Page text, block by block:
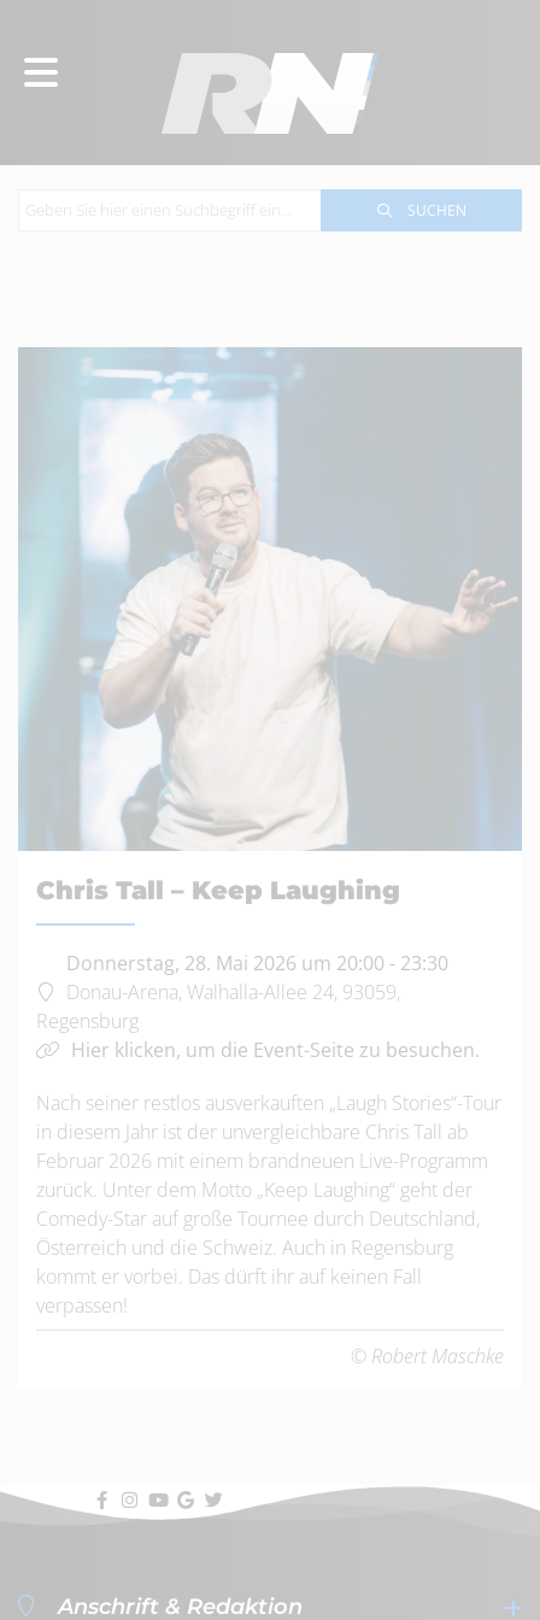
SUCHEN
Chris Tall – Keep Laughing
Donnerstag, 28. Mai 2026 um 20:00 - 23:30
Donau-Arena, Walhalla-Allee 24, 93059,
Regensburg
Hier klicken, um die Event-Seite zu besuchen.
Nach seiner restlos ausverkauften „Laugh Stories“-Tour
in diesem Jahr ist der unvergleichbare Chris Tall ab
Februar 2026 mit einem brandneuen Live-Programm
zurück. Unter dem Motto „Keep Laughing“ geht der
Comedy-Star auf große Tournee durch Deutschland,
Österreich und die Schweiz. Auch in Regensburg
kommt er vorbei. Das dürft ihr auf keinen Fall
verpassen!
© Robert Maschke
Anschrift & Redaktion